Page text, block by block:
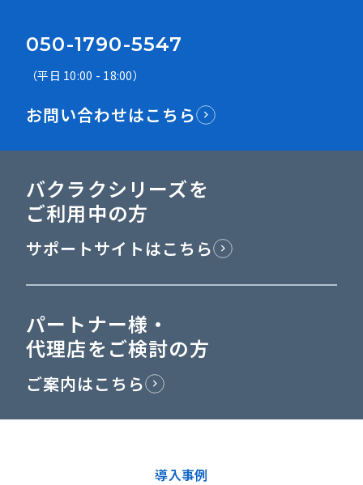
050-1790-5547
（平日 10:00 - 18:00）
お問い合わせはこちら
バクラクシリーズを
ご利用中の方
サポートサイトはこちら
パートナー様・
代理店をご検討の方
ご案内はこちら
導入事例